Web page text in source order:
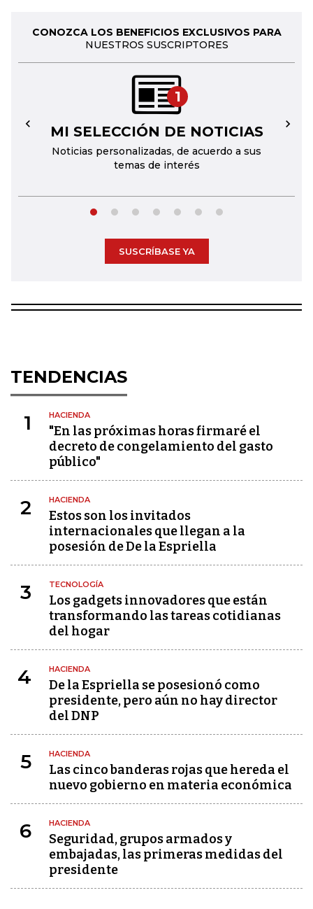
CONOZCA LOS BENEFICIOS EXCLUSIVOS PARA
NUESTROS SUSCRIPTORES
1
MI SELECCIÓN DE NOTICIAS
Noticias personalizadas, de acuerdo a sus
temas de interés
← →
SUSCRÍBASE YA
TENDENCIAS
1 HACIENDA
"En las próximas horas firmaré el
decreto de congelamiento del gasto
público"
2 HACIENDA
Estos son los invitados
internacionales que llegan a la
posesión de De la Espriella
3 TECNOLOGÍA
Los gadgets innovadores que están
transformando las tareas cotidianas
del hogar
4 HACIENDA
De la Espriella se posesionó como
presidente, pero aún no hay director
del DNP
5 HACIENDA
Las cinco banderas rojas que hereda el
nuevo gobierno en materia económica
6 HACIENDA
Seguridad, grupos armados y
embajadas, las primeras medidas del
presidente